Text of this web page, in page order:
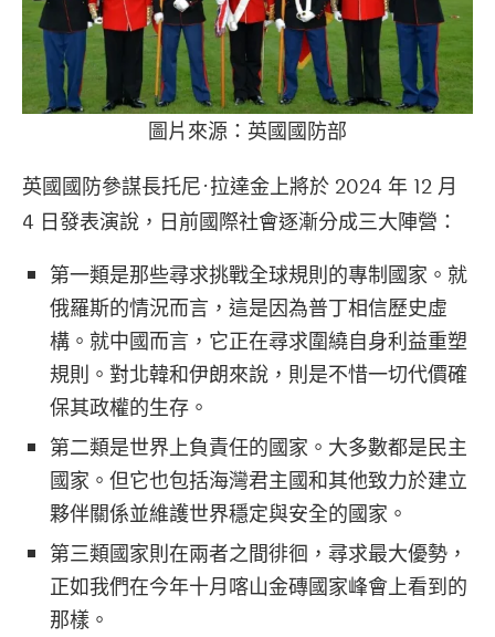
圖片來源：英國國防部
英國國防參謀長托尼·拉達金上將於 2024 年 12 月
4 日發表演說，日前國際社會逐漸分成三大陣營：
第一類是那些尋求挑戰全球規則的專制國家。就
俄羅斯的情況而言，這是因為普丁相信歷史虛
構。就中國而言，它正在尋求圍繞自身利益重塑
規則。對北韓和伊朗來說，則是不惜一切代價確
保其政權的生存。
第二類是世界上負責任的國家。大多數都是民主
國家。但它也包括海灣君主國和其他致力於建立
夥伴關係並維護世界穩定與安全的國家。
第三類國家則在兩者之間徘徊，尋求最大優勢，
正如我們在今年十月喀山金磚國家峰會上看到的
那樣。